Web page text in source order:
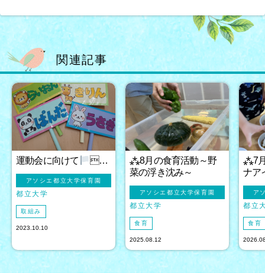
関連記事
運動会に向けて …
アソシエ都立大学保育園
都立大学
取組み
2023.10.10
⁂8月の食育活動～野
菜の浮き沈み～
アソシエ都立大学保育園
都立大学
食育
2025.08.12
⁂7
ナア
ア
都立
食育